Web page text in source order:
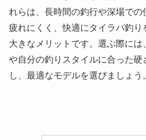
シマノ(SHIMANO) ソルト
ターロッド タイラバ エン
2021 B69MH-S/2 オフショ